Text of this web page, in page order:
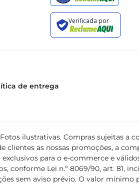
de entrega
ilustrativas. Compras sujeitas a
clientes as nossas promoções, a
para o e-commerce e
conforme Lei n.º 8069/90, art. 81,
sem aviso prévio. O valor mínimo